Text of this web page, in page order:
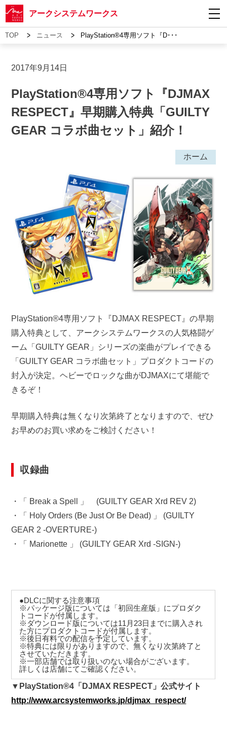
アークシステムワークス
TOP > ニュース > PlayStation®4専用ソフト『D･･･
2017年9月14日
PlayStation®4専用ソフト『DJMAX
RESPECT』早期購入特典「GUILTY
GEAR コラボ曲セット」紹介！
ホーム
PlayStation®4専用ソフト『DJMAX RESPECT』の早期
購入特典として、アークシステムワークスの人気格闘ゲ
ーム「GUILTY GEAR」シリーズの楽曲がプレイできる
「GUILTY GEAR コラボ曲セット」プロダクトコードの
封入が決定。ヘビーでロックな曲がDJMAXにて堪能で
きるぞ！
早期購入特典は無くなり次第終了となりますので、ぜひ
お早めのお買い求めをご検討ください！
収録曲
・「 Break a Spell 」 (GUILTY GEAR Xrd REV 2)
・「 Holy Orders (Be Just Or Be Dead) 」 (GUILTY
GEAR 2 -OVERTURE-)
・「 Marionette 」 (GUILTY GEAR Xrd -SIGN-)
●DLCに関する注意事項
※パッケージ版については「初回生産版」にプロダク
トコードが付属します。
※ダウンロード版については11月23日までに購入され
た方にプロダクトコードが付属します。
※後日有料での配信を予定しています。
※特典には限りがありますので、無くなり次第終了と
させていただきます。
※一部店舗では取り扱いのない場合がございます。
詳しくは店舗にてご確認ください。
▼PlayStation®4「DJMAX RESPECT」公式サイト
http://www.arcsystemworks.jp/djmax_respect/